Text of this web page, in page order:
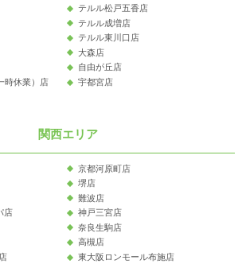
テルル松戸五香店
テルル成増店
テルル東川口店
大森店
自由が丘店
時休業）店
宇都宮店
関西エリア
京都河原町店
堺店
難波店
店
神戸三宮店
奈良生駒店
高槻店
東大阪ロンモール布施店